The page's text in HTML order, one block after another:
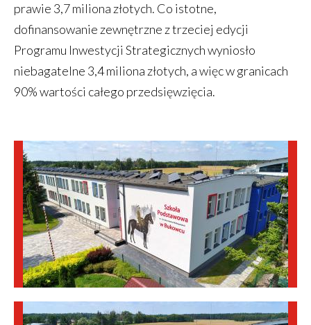
prawie 3,7 miliona złotych. Co istotne,
dofinansowanie zewnętrzne z trzeciej edycji
Programu Inwestycji Strategicznych wyniosło
niebagatelne 3,4 miliona złotych, a więc w granicach
90% wartości całego przedsięwzięcia.
Obrazki
galerii: